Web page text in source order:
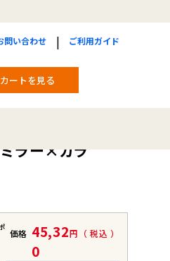
問い合わせ ご利用ガイド
カートを見る
ラー×カラ
価格 45,32
0
税込